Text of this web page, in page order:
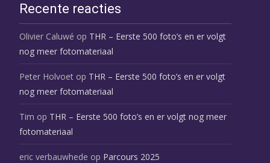
Recente reacties
Olivier Caluwé op THR – Eerste 500 foto’s en er volgt
nog meer fotomateriaal
Peter Holvoet op THR – Eerste 500 foto’s en er volgt
nog meer fotomateriaal
Tim op THR – Eerste 500 foto’s en er volgt nog meer
fotomateriaal
eric verbauwhede op Parcours 2025